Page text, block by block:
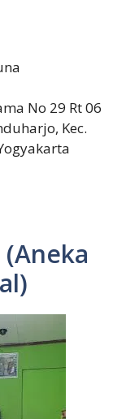
No 29 Rt 06
Kec.